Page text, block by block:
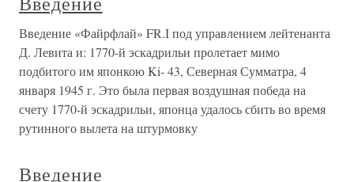
Введение «Файрфлай» FR.I под управлением лейтенанта
Д. Левита и: 1770-й эскадрильи пролетает мимо
подбитого им японкою Ki- 43, Северная Сумматра, 4
января 1945 г. Это была первая воздушная победа на
счету 1770-й эскадрильи, японца удалось сбить во время
рутинного вылета на штурмовку
Введение